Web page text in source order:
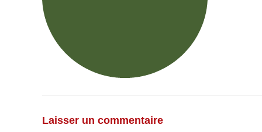
Laisser un commentaire